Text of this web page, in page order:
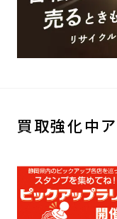
買取強化中